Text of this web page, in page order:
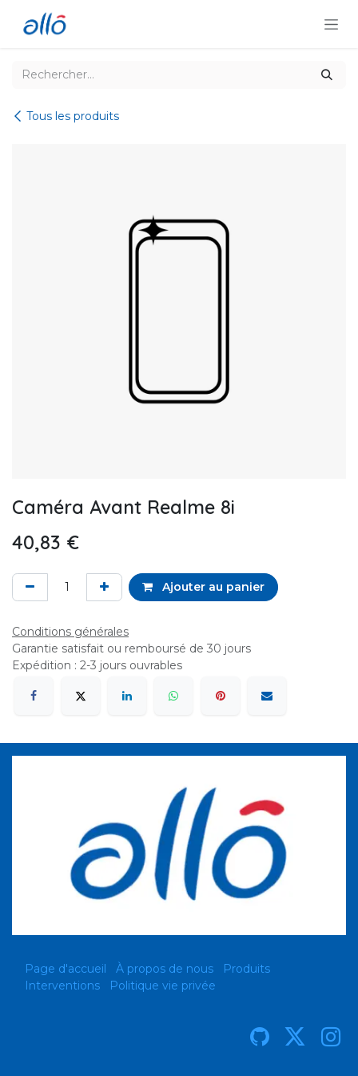
Tous les produits
Caméra Avant Realme 8i
40,83 €
Ajouter au panier
Conditions générales
Garantie satisfait ou remboursé de 30 jours
Expédition : 2-3 jours ouvrables
Page d'accueil À propos de nous
Produits
Interventions
Politique vie privée